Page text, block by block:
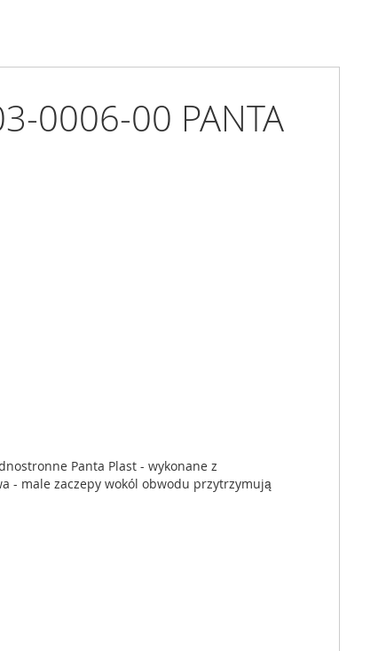
0006-00 PANTA
Panta Plast - wykonane z
- male zaczepy wokól obwodu przytrzymują